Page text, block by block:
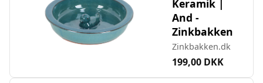
Keramik |
And -
Zinkbakken
Zinkbakken.dk
199,00 DKK